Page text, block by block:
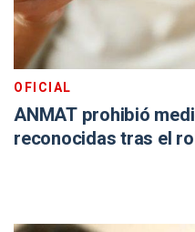
OFICIAL
ANMAT prohibió
reconocidas tras el